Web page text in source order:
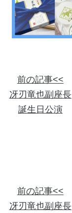
前の記事<<
冴刃竜也副座長
誕生日公演
前の記事<<
冴刃竜也副座長